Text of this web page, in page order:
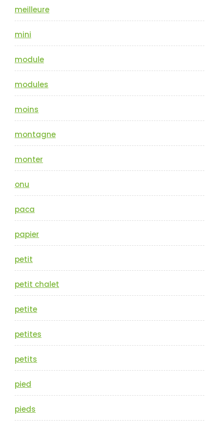
meilleure
mini
module
modules
moins
montagne
monter
onu
paca
papier
petit
petit chalet
petite
petites
petits
pied
pieds